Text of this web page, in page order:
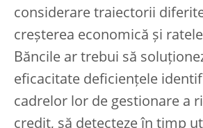
considerare traiectorii
creșterea economică și
Băncile ar trebui să
eficacitate deficiențele
cadrelor lor de gestionare a
credit, să detecteze în timp